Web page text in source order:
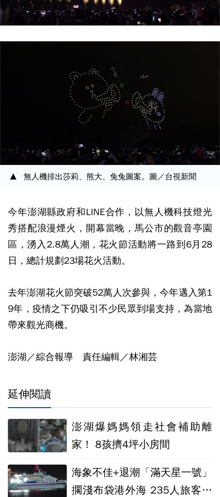
無人機排出莎莉、熊大、兔兔圖案。圖／台視新聞
今年澎湖縣政府和LINE合作，以無人機科技燈光
秀搭配浪漫煙火，開幕當晚，馬公市的觀音亭園
區，湧入2.8萬人潮，花火節活動將一路到6月28
日，總計規劃23場花火活動。
去年澎湖花火節突破52萬人次參與，今年邁入第1
9年，疫情之下仍吸引不少民眾到場支持，為當地
帶來觀光商機。
澎湖／綜合報導 責任編輯／林湘芸
延伸閱讀
澎湖爆媽媽領走社會補助離
家！ 8孩擠4坪小房間
海象不佳+退潮「滿天星一號」
擱淺布袋港外海 235人旅客平